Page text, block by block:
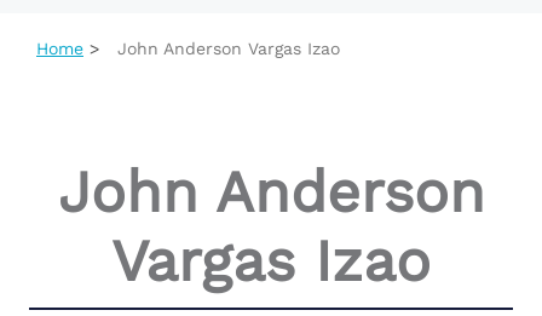
Home John Anderson Vargas Izao
John Anderson
Vargas Izao